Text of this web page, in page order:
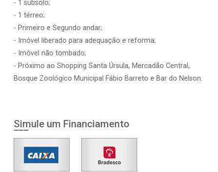
- 1 subsolo;
- 1 térreo;
- Primeiro e Segundo andar;
- Imóvel liberado para adequação e reforma;
- Imóvel não tombado;
- Próximo ao Shopping Santa Úrsula, Mercadão Central,
Bosque Zoológico Municipal Fábio Barreto e Bar do Nelson.
Simule um Financiamento